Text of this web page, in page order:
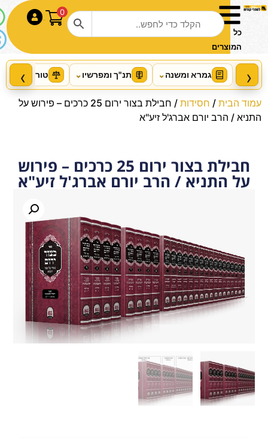
שו"ת איש מצליח חלק ג' / רבי
מצליח מאזוז זצ"ל
0
כל
המוצרים
‹ גמרא ומשנה⌄ תנ"ך ומפרשיו⌄ טור ושו"ע ›
עמוד הבית/ חסידות
/ חבילת בצור ירום 25 כרכים – פירוש על
התניא / הרב יורם אברג'ל זיע"א
חבילת בצור ירום 25 כרכים – פירוש
על התניא / הרב יורם אברג'ל זיע"א